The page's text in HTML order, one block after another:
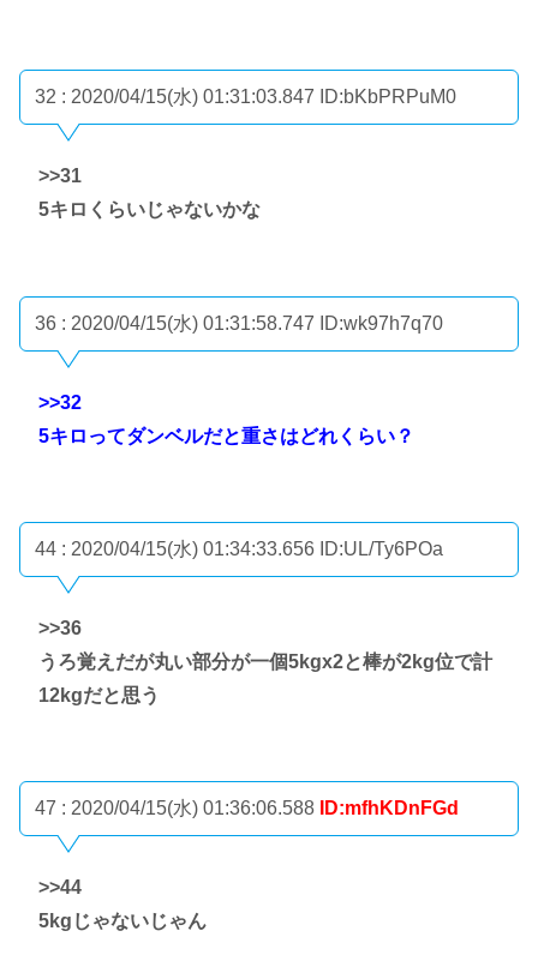
32 : 2020/04/15(水) 01:31:03.847 ID:bKbPRPuM0
>>31
5キロくらいじゃないかな
36 : 2020/04/15(水) 01:31:58.747 ID:wk97h7q70
>>32
5キロってダンベルだと重さはどれくらい？
44 : 2020/04/15(水) 01:34:33.656 ID:UL/Ty6POa
>>36
うろ覚えだが丸い部分が一個5kgx2と棒が2kg位で計
12kgだと思う
47 : 2020/04/15(水) 01:36:06.588 ID:mfhKDnFGd
>>44
5kgじゃないじゃん